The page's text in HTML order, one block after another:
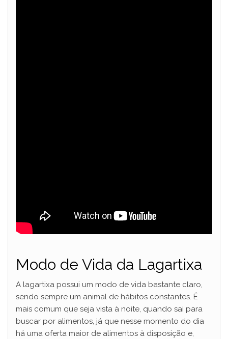
Modo de Vida da Lagartixa
A lagartixa possui um modo de vida bastante claro,
sendo sempre um animal de hábitos constantes. É
mais comum que seja vista à noite, quando sai para
buscar por alimentos, já que nesse momento do dia
há uma oferta maior de alimentos à disposição e,